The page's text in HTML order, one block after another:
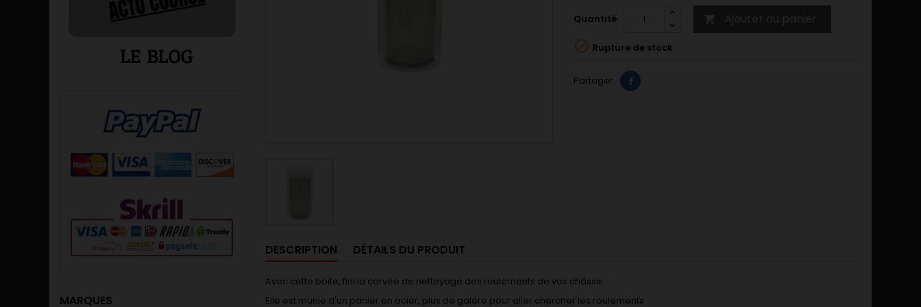
MARQUES
Quantité  Ajouter au panier
 Rupture de stock
Partager
DESCRIPTION DÉTAILS DU PRODUIT
Avec cette boite, fini la corvée de nettoyage des roulements de vos châssis.
Elle est munie d'un panier en acier, plus de galère pour aller chercher les roulements